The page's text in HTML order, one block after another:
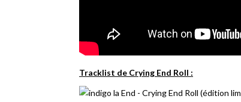
Tracklist de Crying End Roll :